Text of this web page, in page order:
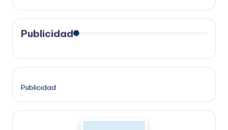
Publicidad
Publicidad